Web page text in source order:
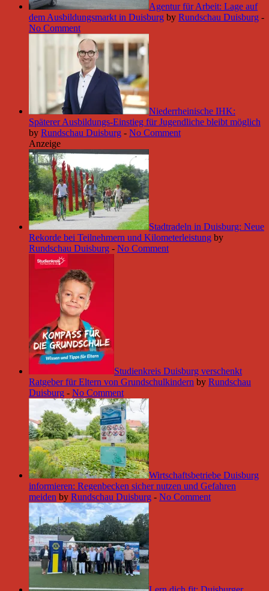
Agentur für Arbeit: Lage auf
dem Ausbildungsmarkt in Duisburg by Rundschau Duisburg -
No Comment
Niederrheinische IHK:
Späterer Ausbildungs-Einstieg für Jugendliche bleibt möglich
by Rundschau Duisburg - No Comment
Anzeige
Stadtradeln in Duisburg: Neue
Rekorde bei Teilnehmern und Kilometerleistung by
Rundschau Duisburg - No Comment
Studienkreis Duisburg verschenkt
Ratgeber für Eltern von Grundschulkindern by Rundschau
Duisburg - No Comment
Wirtschaftsbetriebe Duisburg
informieren: Regenbecken sicher nutzen und Gefahren
meiden by Rundschau Duisburg - No Comment